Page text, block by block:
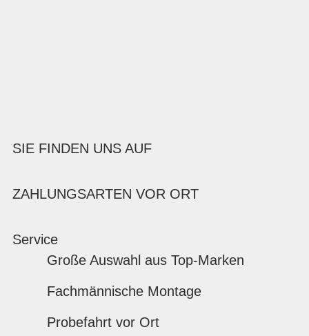
SIE FINDEN UNS AUF
ZAHLUNGSARTEN VOR ORT
Service
Große Auswahl aus Top-Marken
Fachmännische Montage
Probefahrt vor Ort